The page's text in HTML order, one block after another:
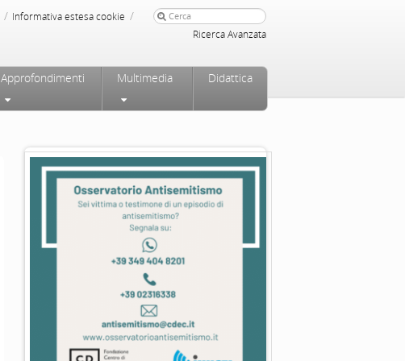
/ Informativa estesa cookie /
Ricerca Avanzata
Approfondimenti Multimedia Didattica